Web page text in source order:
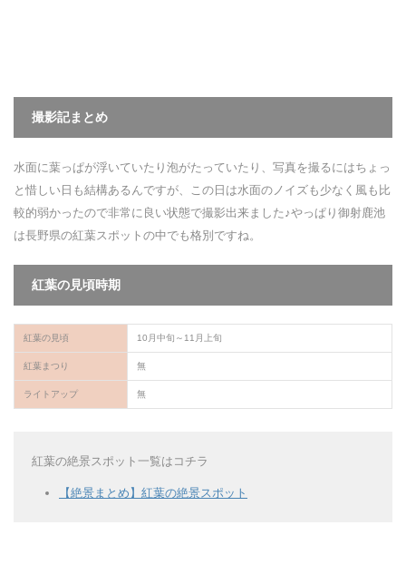
撮影記まとめ
水面に葉っぱが浮いていたり泡がたっていたり、写真を撮るにはちょっ
と惜しい日も結構あるんですが、この日は水面のノイズも少なく風も比
較的弱かったので非常に良い状態で撮影出来ました♪やっぱり御射鹿池
は長野県の紅葉スポットの中でも格別ですね。
紅葉の見頃時期
紅葉の見頃 10月中旬～11月上旬
紅葉まつり 無
ライトアップ 無
紅葉の絶景スポット一覧はコチラ
【絶景まとめ】紅葉の絶景スポット